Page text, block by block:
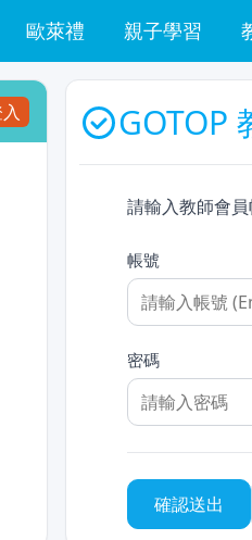
歐萊禮 親子學習
GOTOP
請輸入教師會
帳號
密碼